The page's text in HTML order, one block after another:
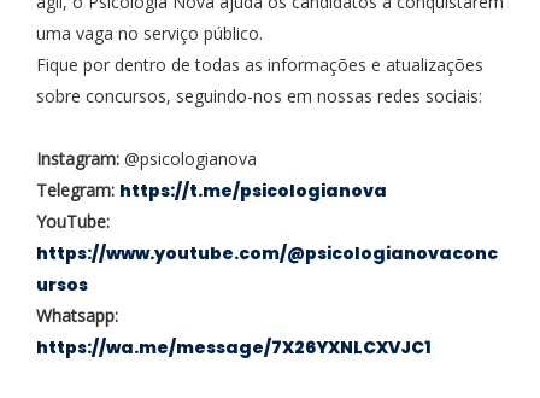
uma vaga no serviço público.
Fique por dentro de todas as informações e atualizações
sobre concursos, seguindo-nos em nossas redes sociais:
Instagram: @psicologianova
Telegram: https://t.me/psicologianova
YouTube:
https://www.youtube.com/@psicologianovaconc
ursos
Whatsapp:
https://wa.me/message/7X26YXNLCXVJC1